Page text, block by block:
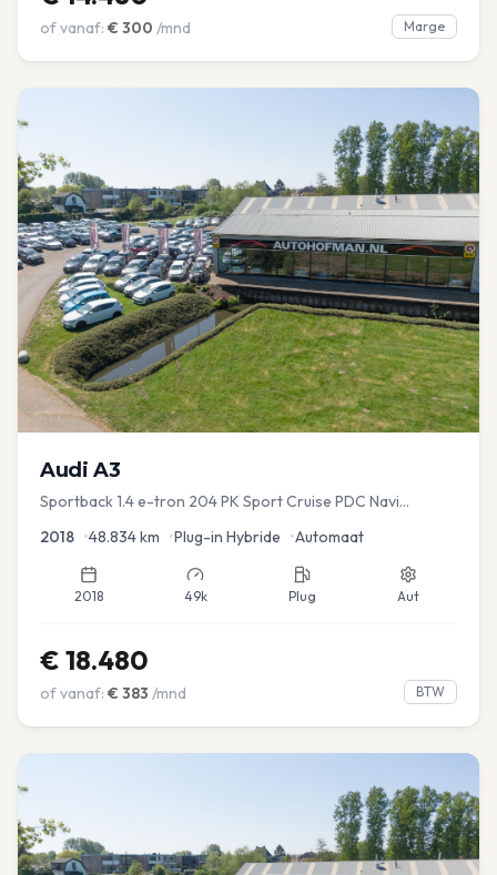
of vanaf: € 300 /mnd Marge
Audi A3
Sportback 1.4 e-tron 204 PK Sport Cruise PDC Navi
2018 •48.834km •Plug-in Hybride •Automaat
2018 49k Plug Aut
€ 18.480
of vanaf: € 383 /mnd BTW